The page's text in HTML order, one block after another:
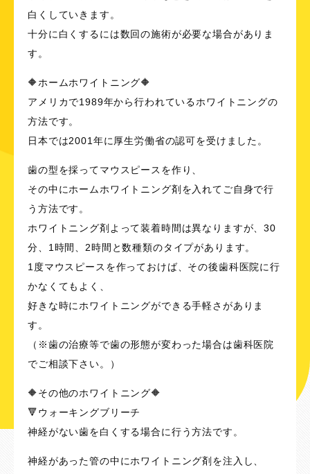
白くしていきます。
十分に白くするには数回の施術が必要な場合がありま
す。
🔶ホームホワイトニング🔶
アメリカで1989年から行われているホワイトニングの
方法です。
日本では2001年に厚生労働省の認可を受けました。
歯の型を採ってマウスピースを作り、
その中にホームホワイトニング剤を入れてご自身で行
う方法です。
ホワイトニング剤よって装着時間は異なりますが、30
分、1時間、2時間と数種類のタイプがあります。
1度マウスピースを作っておけば、その後歯科医院に行
かなくてもよく、
好きな時にホワイトニングができる手軽さがありま
す。
（※歯の治療等で歯の形態が変わった場合は歯科医院
でご相談下さい。）
🔶その他のホワイトニング🔶
🔻ウォーキングブリーチ
神経がない歯を白くする場合に行う方法です。
神経があった管の中にホワイトニング剤を注入し、